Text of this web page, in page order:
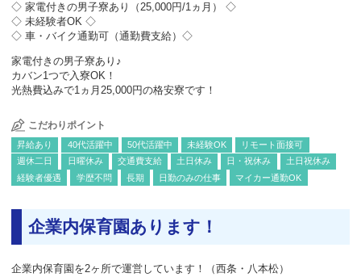
◇ 家電付きの男子寮あり（25,000円/1ヵ月） ◇
◇ 未経験者OK ◇
◇ 車・バイク通勤可（通勤費支給）◇
家電付きの男子寮あり♪
カバン1つで入寮OK！
光熱費込みで1ヵ月25,000円の格安寮です！
こだわりポイント
昇給あり 40代活躍中 50代活躍中 未経験OK
リモート面接可
週休二日
日曜休み 交通費支給 土日休み 日・祝休み
土日祝休み
経験者優遇
学歴不問 長期 日勤のみの仕事 マイカー通勤OK
企業内保育園あります！
企業内保育園を2ヶ所で運営しています！（西条・八本松）